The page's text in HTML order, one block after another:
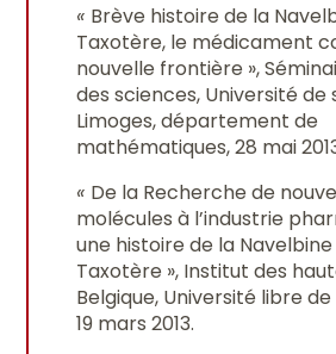
« Brève histoire de la
Taxotère, le médicament
nouvelle frontière »,
des sciences, Université de
Limoges, département de
mathématiques, 28 mai
« De la Recherche de
molécules à l’industrie
une histoire de la
Taxotère », Institut des
Belgique, Université libre de
19 mars 2013.